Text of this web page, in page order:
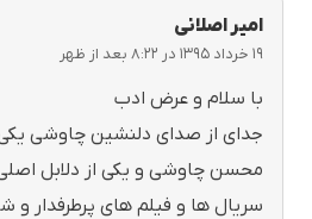
امیر اصلانی
۱۹ خرداد ۱۳۹۵ در ۸:۲۲ بعد از ظهر
با سلام و عرض ادب
جدای از صدای دلنشین چاوشی
محسن چاوشی و یکی از دلابل
سریال ها و فیلم های پرطرفدار و